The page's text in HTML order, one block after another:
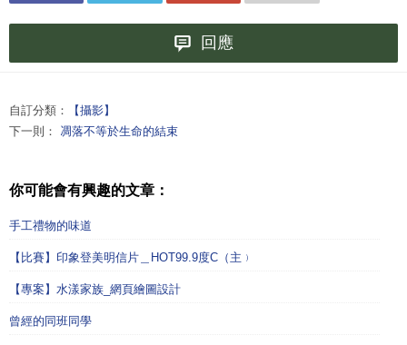
回應
自訂分類：
【攝影】
下一則： 凋落不等於生命的結束
你可能會有興趣的文章：
手工禮物的味道
【比賽】印象登美明信片＿HOT99.9度C（主﹚
【專案】水漾家族_網頁繪圖設計
曾經的同班同學